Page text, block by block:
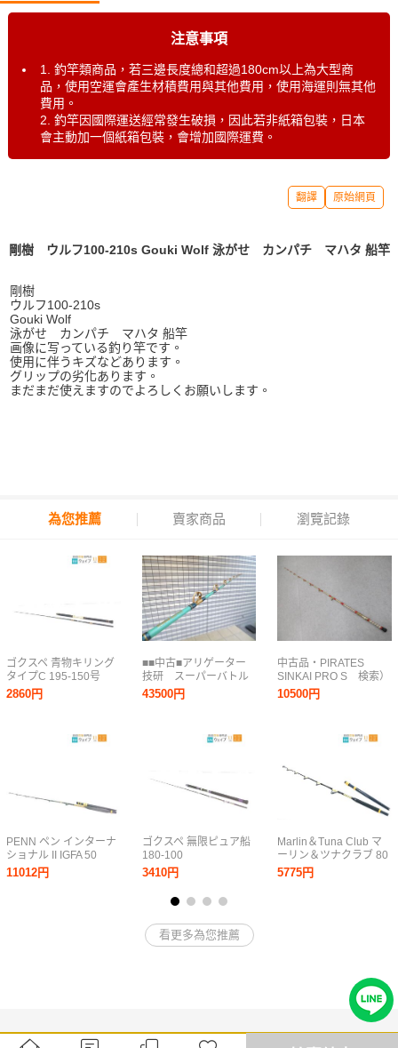
注意事項
1. 釣竿類商品，若三邊長度總和超過180cm以上為大型商
品，使用空運會產生材積費用與其他費用，使用海運則無其他
費用。
2. 釣竿因國際運送經常發生破損，因此若非紙箱包裝，日本
會主動加一個紙箱包裝，會增加國際運費。
翻譯 原始網頁
剛樹 ウルフ100-210s Gouki Wolf 泳がせ カンパチ マハタ 船竿
剛樹
ウルフ100-210s
Gouki Wolf
泳がせ カンパチ マハタ 船竿
画像に写っている釣り竿です。
使用に伴うキズなどあります。
グリップの劣化あります。
まだまだ使えますのでよろしくお願いします。
為您推薦 賣家商品 瀏覽記錄
ゴクスペ 青物キリング
タイプC 195-150号
2860円
PENN ペン インターナ
ショナル II IGFA 50
50lb 24K 1050
11012円
■■中古■アリゲーター
技研 スーパーバトル
GF60-200
43500円
ゴクスペ 無限ピュア船
180-100
3410円
中古品・PIRATES
SINKAI PRO S 検索）
パイレーツ竿 深海
竿 中深場竿 相模湾
10500円
Marlin＆Tuna Club マ
ーリン＆ツナクラブ 80
トローリングロッド
5775円
看更多為您推薦